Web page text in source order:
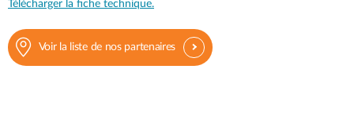
Télécharger la fiche technique.
Voir la liste de nos partenaires